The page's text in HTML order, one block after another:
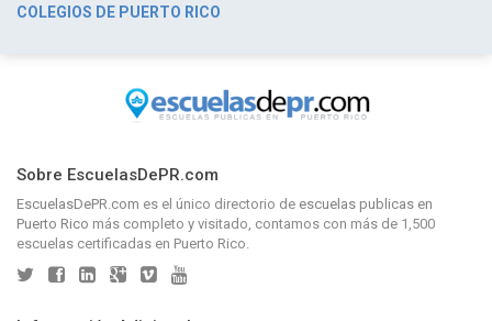
COLEGIOS DE PUERTO RICO
Sobre EscuelasDePR.com
EscuelasDePR.com es el único directorio de escuelas publicas en
Puerto Rico más completo y visitado, contamos con más de 1,500
escuelas certificadas en Puerto Rico.